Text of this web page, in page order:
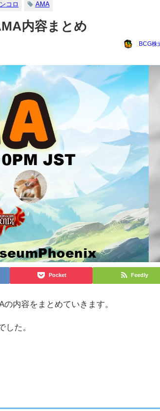
コロ AMA
内容まとめ
BCG株
Pocket Feedly
の内容をまとめていきます。
した。